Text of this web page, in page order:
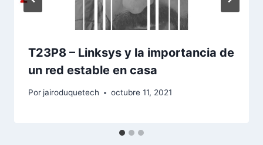
T23P8 – Linksys y la importancia de
un red estable en casa
Por jairoduquetech octubre 11, 2021